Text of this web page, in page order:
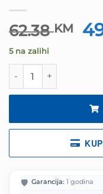
62.38KM
5 na zalihi
Miš Lenovo WL310
🛡️ Garancija: 1 godina